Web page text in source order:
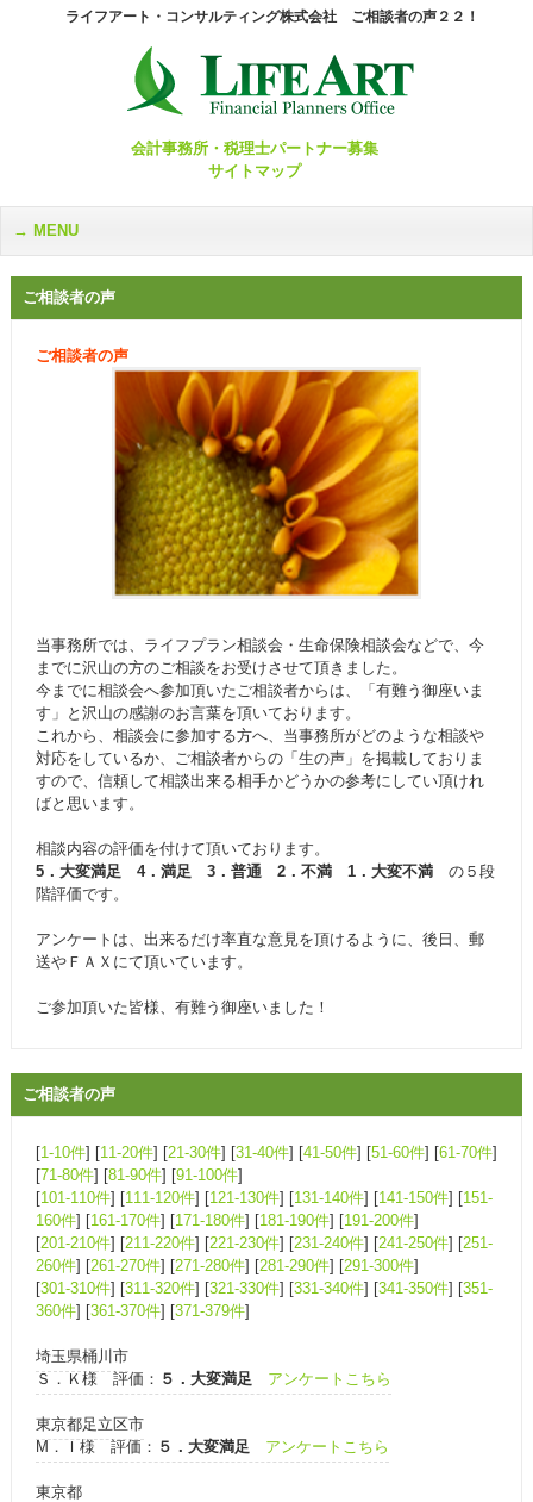
ライフアート・コンサルティング株式会社 ご相談者の声２２！
会計事務所・税理士パートナー募集
サイトマップ
MENU
ご相談者の声
ご相談者の声
当事務所では、ライフプラン相談会・生命保険相談会などで、今
までに沢山の方のご相談をお受けさせて頂きました。
今までに相談会へ参加頂いたご相談者からは、「有難う御座いま
す」と沢山の感謝のお言葉を頂いております。
これから、相談会に参加する方へ、当事務所がどのような相談や
対応をしているか、ご相談者からの「生の声」を掲載しておりま
すので、信頼して相談出来る相手かどうかの参考にしてい頂けれ
ばと思います。
相談内容の評価を付けて頂いております。
5．大変満足 4．満足 3．普通 2．不満 1．大変不満の５段
階評価です。
アンケートは、出来るだけ率直な意見を頂けるように、後日、郵
送やＦＡＸにて頂いています。
ご参加頂いた皆様、有難う御座いました！
ご相談者の声
[1-10件] [11-20件] [21-30件] [31-40件] [41-50件] [51-60件] [61-70件]
[71-80件] [81-90件] [91-100件]
[101-110件] [111-120件] [121-130件] [131-140件] [141-150件] [151-
160件] [161-170件] [171-180件] [181-190件] [191-200件]
[201-210件] [211-220件] [221-230件] [231-240件] [241-250件] [251-
260件] [261-270件] [271-280件] [281-290件] [291-300件]
[301-310件] [311-320件] [321-330件] [331-340件] [341-350件] [351-
360件] [361-370件] [371-379件]
埼玉県桶川市
Ｓ．Ｋ様 評価： ５．大変満足 アンケートこちら
東京都足立区市
М．Ｉ様 評価： ５．大変満足 アンケートこちら
東京都